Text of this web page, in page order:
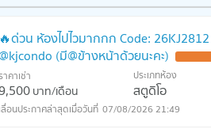
กม.
กม.
กม.
5 กม.
5.1 กม.
🔥ด่วน ห้องไปไวมากกก Code:
@kjcondo (มี@ข้างหน้าด้วยนะคะ)
าคาเช่า
บาท/เดือน
ประเภทห้อง
สตูดิโอ
07/08/2026 21:49